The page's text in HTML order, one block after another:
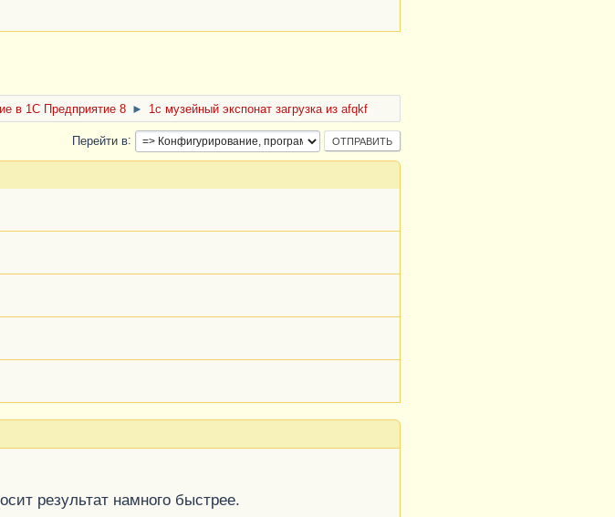
в 1С Предприятие 8 ► 1с музейный экспонат загрузка из afqkf
Перейти в
результат намного быстрее.